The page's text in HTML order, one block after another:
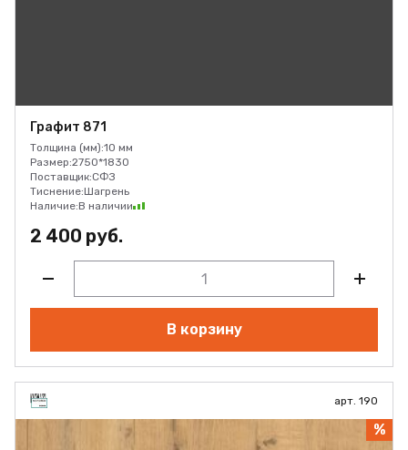
Графит 871
Толщина (мм):10 мм
Размер:2750*1830
Поставщик:СФЗ
Тиснение:Шагрень
Наличие:В наличии
2 400 руб.
В корзину
арт. 190
%